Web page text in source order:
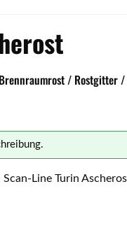
/ Rostgitter